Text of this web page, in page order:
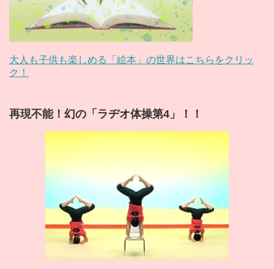
大人も子供も楽しめる「絵本」の世界はこちらをクリッ
ク！
再現不能！幻の「ラヂオ体操第4」！！